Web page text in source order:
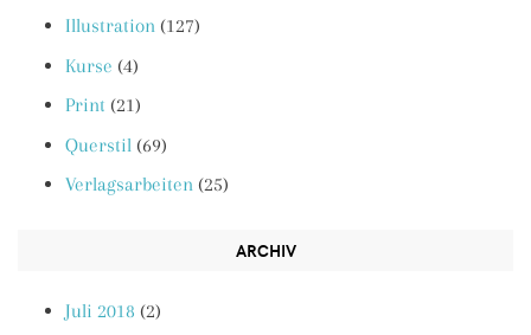
Illustration (127)
Kurse (4)
Print (21)
Querstil (69)
Verlagsarbeiten (25)
ARCHIV
Juli 2018 (2)